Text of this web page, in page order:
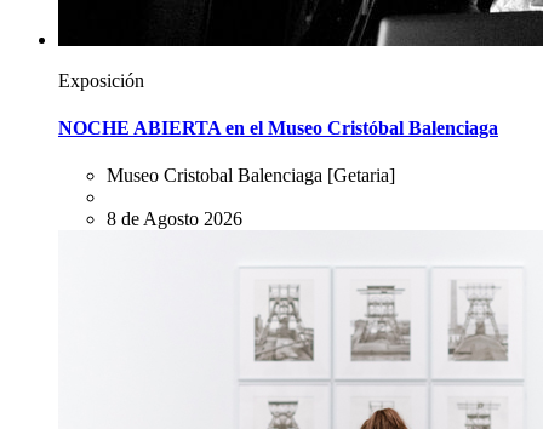
Exposición
NOCHE ABIERTA en el Museo Cristóbal Balenciaga
Museo Cristobal Balenciaga [Getaria]
8 de Agosto 2026